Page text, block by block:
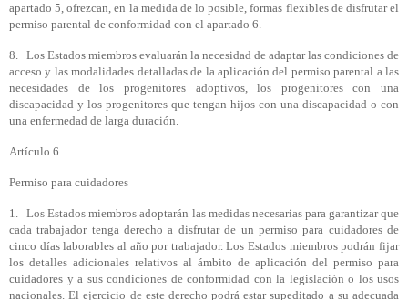
apartado 5, ofrezcan, en la medida de lo posible, formas flexibles de disfrutar el
permiso parental de conformidad con el apartado 6.
8. Los Estados miembros evaluarán la necesidad de adaptar las condiciones de
acceso y las modalidades detalladas de la aplicación del permiso parental a las
necesidades de los progenitores adoptivos, los progenitores con una
discapacidad y los progenitores que tengan hijos con una discapacidad o con
una enfermedad de larga duración.
Artículo 6
Permiso para cuidadores
1. Los Estados miembros adoptarán las medidas necesarias para garantizar que
cada trabajador tenga derecho a disfrutar de un permiso para cuidadores de
cinco días laborables al año por trabajador. Los Estados miembros podrán fijar
los detalles adicionales relativos al ámbito de aplicación del permiso para
cuidadores y a sus condiciones de conformidad con la legislación o los usos
nacionales. El ejercicio de este derecho podrá estar supeditado a su adecuada